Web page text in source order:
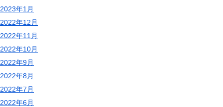
2023年1月
2022年12月
2022年11月
2022年10月
2022年9月
2022年8月
2022年7月
2022年6月